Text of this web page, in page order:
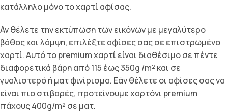
κατάλληλο μόνο το χαρτί αφίσας.
Αν θέλετε την εκτύπωση των εικόνων με μεγαλύτερο
βάθος και λάμψη, επιλέξτε αφίσες σας σε επιστρωμένο
χαρτί. Αυτό το premium χαρτί είναι διαθέσιμο σε πέντε
διαφορετικά βάρη από 115 έως 350g /m² και σε
γυαλιστερό ή ματ φινίρισμα. Εάν θέλετε οι αφίσες σας να
είναι πιο στιβαρές, προτείνουμε χαρτόνι premium
πάχους 400g/m² σε ματ.